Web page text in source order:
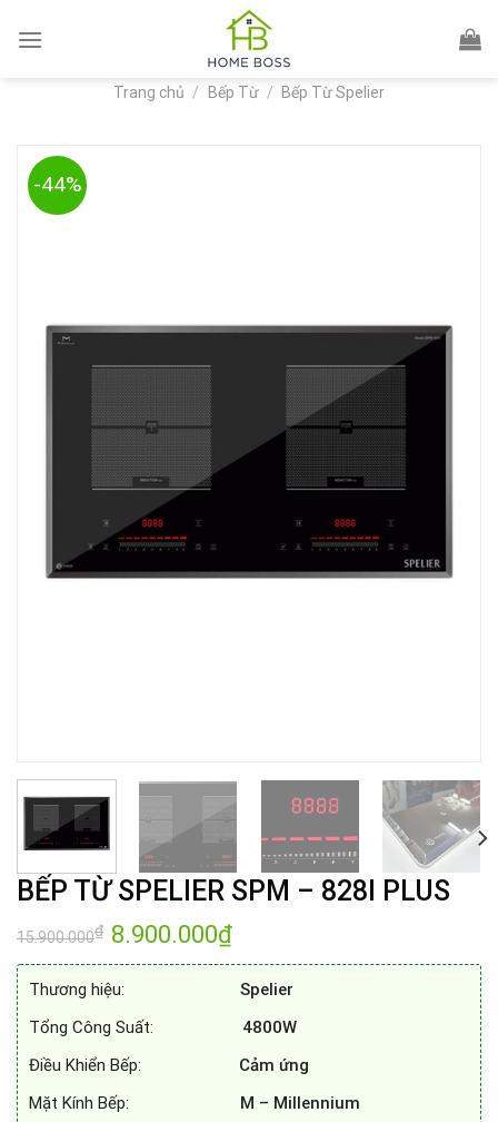
Trang chủ / Bếp Từ / Bếp Từ Spelier
-44%
BẾP TỪ SPELIER SPM – 828I PLUS
15.900.000₫ Giá
gốc
là:
8.900.000₫Giá
tại
8.900.000₫.
Thương hiệu: Spelier
Tổng Công Suất:
4800W
Điều Khiển Bếp: Cảm ứng
Mặt Kính Bếp:
M – Millennium